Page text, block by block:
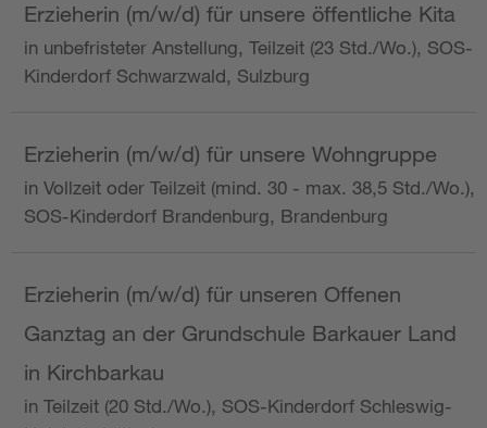
Erzieherin (m/w/d) für unsere öffentliche Kita
in unbefristeter Anstellung, Teilzeit (23 Std./Wo.), SOS-
Kinderdorf Schwarzwald, Sulzburg
Erzieherin (m/w/d) für unsere Wohngruppe
in Vollzeit oder Teilzeit (mind. 30 - max. 38,5 Std./Wo.),
SOS-Kinderdorf Brandenburg, Brandenburg
Erzieherin (m/w/d) für unseren Offenen
Ganztag an der Grundschule Barkauer Land
in Kirchbarkau
in Teilzeit (20 Std./Wo.), SOS-Kinderdorf Schleswig-